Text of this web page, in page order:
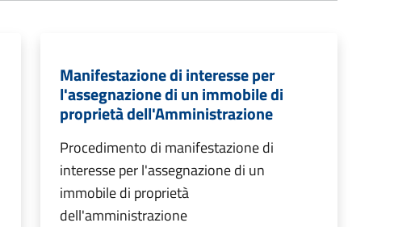
Manifestazione di interesse per
l'assegnazione di un immobile di
proprietà dell'Amministrazione
Procedimento di manifestazione di
interesse per l'assegnazione di un
immobile di proprietà
dell'amministrazione